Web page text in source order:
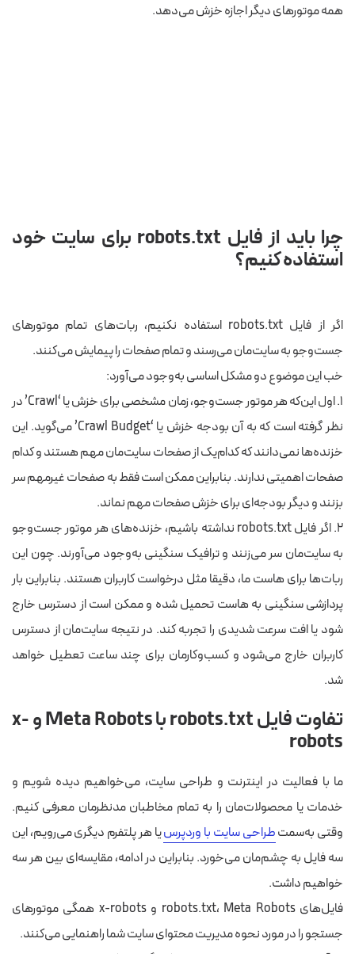
همه موتورهای دیگر اجازه خزش می‌دهد.
چرا باید از فایل robots.txt برای سایت خود
استفاده کنیم؟
اگر از فایل robots.txt استفاده نکنیم، ربات‌های تمام موتورهای
جست‌وجو به سایت‌مان می‌رسند و تمام صفحات را پیمایش می‌کنند.
خب این موضوع دو مشکل اساسی به‌وجود می‌آورد:
۱. اول این‌که هر موتور جست‌وجو، زمان مشخصی برای خزش یا ‘Crawl’ در
نظر گرفته است که به آن بودجه خزش یا ‘Crawl Budget’ می‌گوید. این
خزنده‌ها نمی‌دانند که کدام‌یک از صفحات سایت‌مان مهم هستند و کدام
صفحات اهمیتی ندارند. بنابراین ممکن است فقط به صفحات غیرمهم سر
بزنند و دیگر بودجه‌ای برای خزش صفحات مهم نماند.
۲. اگر فایل robots.txt نداشته باشیم، خزنده‌های هر موتور جست‌وجو
به سایت‌مان سر می‌زنند و ترافیک سنگینی به‌وجود می‌آورند. چون این
ربات‌ها برای هاست ما، دقیقا مثل درخواست کاربران هستند. بنابراین بار
پردازشی سنگینی به هاست تحمیل شده و ممکن است از دسترس خارج
شود یا افت سرعت شدیدی را تجربه کند. در نتیجه سایت‌مان از دسترس
کاربران خارج می‌شود و کسب‌وکارمان برای چند ساعت تعطیل خواهد
شد.
تفاوت فایل robots.txt با Meta Robots و x-
robots
ما با فعالیت در اینترنت و طراحی سایت، می‌خواهیم دیده شویم و
خدمات یا محصولات‌مان را به تمام مخاطبان مدنظرمان معرفی کنیم.
وقتی به‌سمتطراحی سایت با وردپرسیا هر پلتفرم دیگری می‌رویم، این
سه فایل به چشم‌مان می‌خورد. بنابراین در ادامه، مقایسه‌ای بین هر سه
خواهیم داشت.
فایل‌های robots.txt، Meta Robots و x-robots همگی موتورهای
جستجو را در مورد نحوه مدیریت محتوای سایت شما راهنمایی می‌کنند.